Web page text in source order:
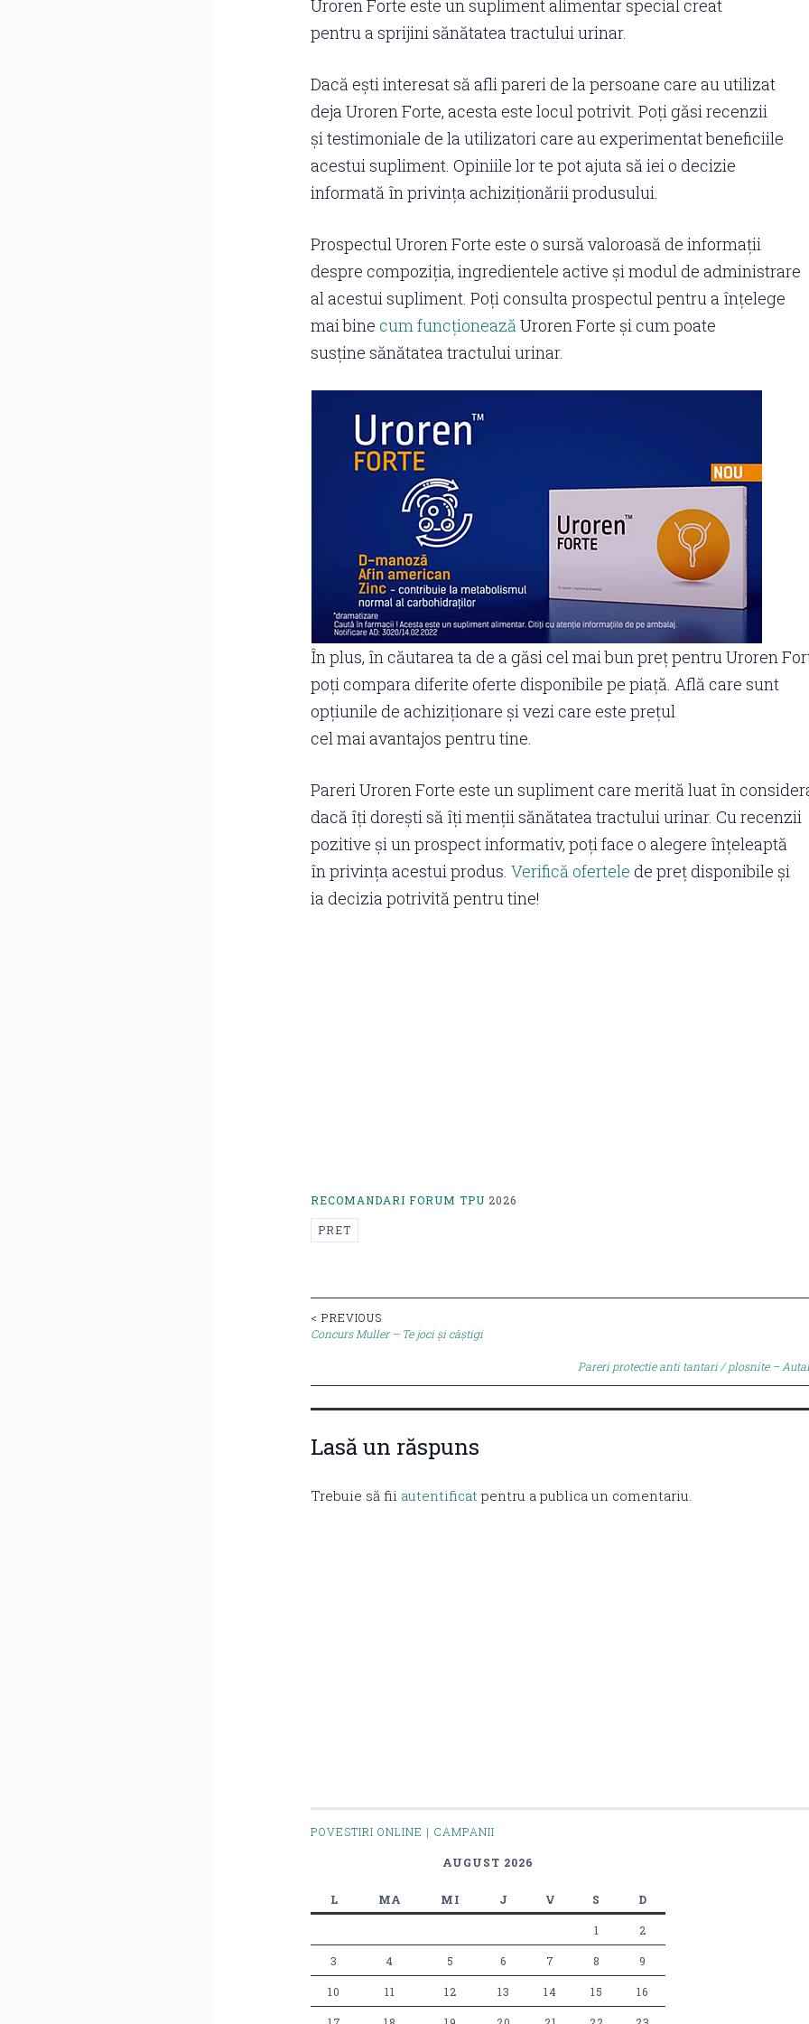
Uroren Forte este un supliment alimentar special creat
pentru a sprijini sănătatea tractului urinar.
Dacă ești interesat să afli pareri de la persoane care au utilizat
deja Uroren Forte, acesta este locul potrivit. Poți găsi recenzii
și testimoniale de la utilizatori care au experimentat beneficiile
acestui supliment. Opiniile lor te pot ajuta să iei o decizie
informată în privința achiziționării produsului.
Prospectul Uroren Forte este o sursă valoroasă de informații
despre compoziția, ingredientele active și modul de administrare
al acestui supliment. Poți consulta prospectul pentru a înțelege
mai bine cum funcționeazăUroren Forte și cum poate
susține sănătatea tractului urinar.
În plus, în căutarea ta de a găsi cel mai bun preț pentru Uroren
poți compara diferite oferte disponibile pe piață. Află care sunt
opțiunile de achiziționare și vezi care este prețul
cel mai avantajos pentru tine.
Pareri Uroren Forte este un supliment care merită luat în
dacă îți dorești să îți menții sănătatea tractului urinar. Cu recenzii
pozitive și un prospect informativ, poți face o alegere înțeleaptă
în privința acestui produs. Verifică ofertele de preț disponibile și
ia decizia potrivită pentru tine!
RECOMANDARI FORUM TPU 2026
PRET
Post
< PREVIOUS
Concurs Muller – Te joci și câștigi
Pareri protectie anti tantari / plosnite –
Lasă un răspuns
Trebuie să fii autentificat pentru a publica un comentariu.
POVESTIRI ONLINE | CAMPANII
AUGUST 2026
L MA MI J V S D
1 2
3 4 5 6 7 8 9
10 11 12 13 14 15 16